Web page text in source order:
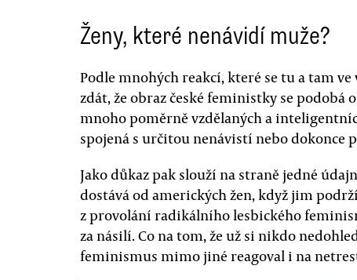
Ženy, které nenávidí muže?
Podle mnohých reakcí, které se tu a tam
zdát, že obraz české feministky se podobá
mnoho poměrně vzdělaných a
spojená s určitou nenávistí nebo dokonce
Jako důkaz pak slouží na straně jedné
dostává od amerických žen, když jim
z provolání radikálního lesbického
za násilí. Co na tom, že už si nikdo
feminismus mimo jiné reagoval i na